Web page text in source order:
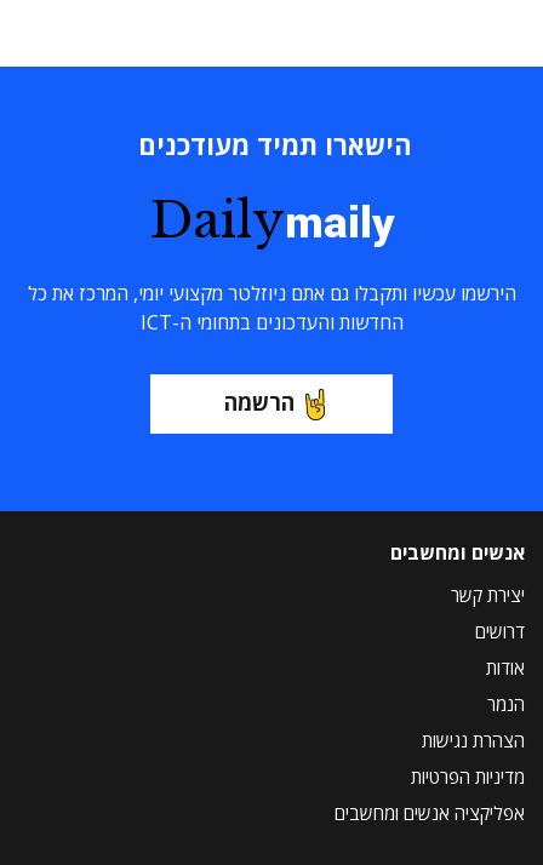
הישארו תמיד מעודכנים
Dailymaily
הירשמו עכשיו ותקבלו גם אתם ניוזלטר מקצועי יומי, המרכז את כל
החדשות והעדכונים בתחומי ה-ICT
הרשמה
אנשים ומחשבים
יצירת קשר
דרושים
אודות
הנמר
הצהרת נגישות
מדיניות הפרטיות
אפליקציה אנשים ומחשבים